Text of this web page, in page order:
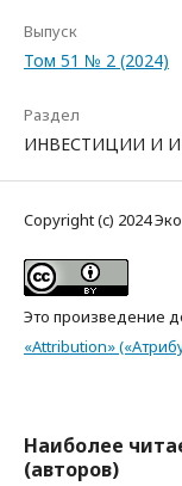
Выпуск
Том 51 № 2 (2024)
Раздел
ИНВЕСТИЦИИ И
Copyright (c) 2024
Это произведение
«Attribution»
Наиболее
(авторов)